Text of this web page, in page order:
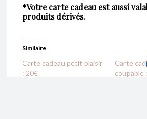
*Votre carte cadeau est aussi
produits dérivés.
Similaire
Carte cadeau petit plaisir
: 20€
Carte
coupable